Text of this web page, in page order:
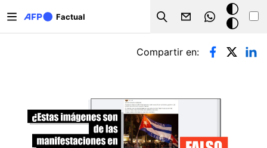
Factual
Search
Modo
oscuro
Solapas principales
Compartir en: